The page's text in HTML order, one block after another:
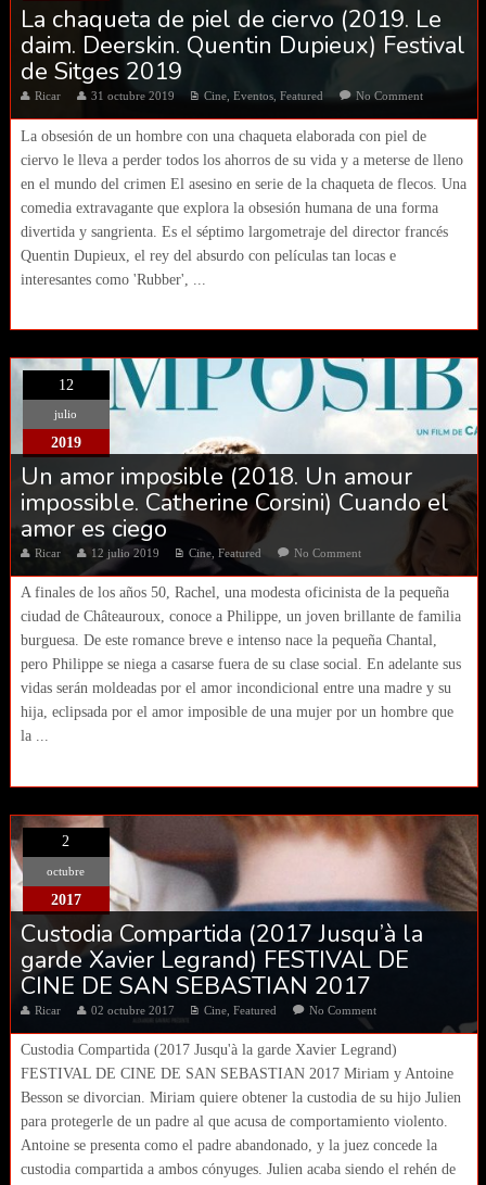
La chaqueta de piel de ciervo (2019. Le
daim. Deerskin. Quentin Dupieux) Festival
de Sitges 2019
Ricar 31 octubre 2019 Cine, Eventos, Featured No Comment
La obsesión de un hombre con una chaqueta elaborada con piel de
ciervo le lleva a perder todos los ahorros de su vida y a meterse de lleno
en el mundo del crimen El asesino en serie de la chaqueta de flecos. Una
comedia extravagante que explora la obsesión humana de una forma
divertida y sangrienta. Es el séptimo largometraje del director francés
Quentin Dupieux, el rey del absurdo con películas tan locas e
interesantes como 'Rubber', ...
12
julio
2019
Un amor imposible (2018. Un amour
impossible. Catherine Corsini) Cuando el
amor es ciego
Ricar 12 julio 2019 Cine, Featured No Comment
A finales de los años 50, Rachel, una modesta oficinista de la pequeña
ciudad de Châteauroux, conoce a Philippe, un joven brillante de familia
burguesa. De este romance breve e intenso nace la pequeña Chantal,
pero Philippe se niega a casarse fuera de su clase social. En adelante sus
vidas serán moldeadas por el amor incondicional entre una madre y su
hija, eclipsada por el amor imposible de una mujer por un hombre que
la ...
2
octubre
2017
Custodia Compartida (2017 Jusqu’à la
garde Xavier Legrand) FESTIVAL DE
CINE DE SAN SEBASTIAN 2017
Ricar 02 octubre 2017 Cine, Featured No Comment
Custodia Compartida (2017 Jusqu'à la garde Xavier Legrand)
FESTIVAL DE CINE DE SAN SEBASTIAN 2017 Miriam y Antoine
Besson se divorcian. Miriam quiere obtener la custodia de su hijo Julien
para protegerle de un padre al que acusa de comportamiento violento.
Antoine se presenta como el padre abandonado, y la juez concede la
custodia compartida a ambos cónyuges. Julien acaba siendo el rehén de